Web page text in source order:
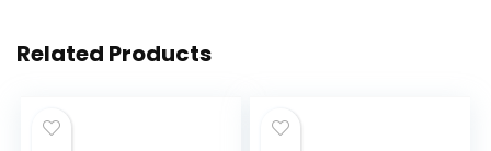
Related Products